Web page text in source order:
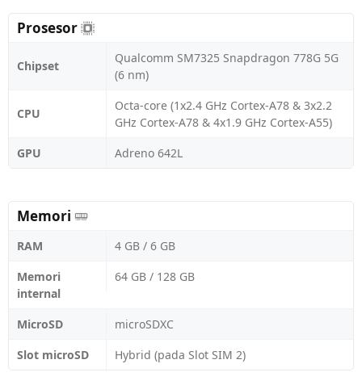
Prosesor
Chipset
Qualcomm SM7325 Snapdragon 778G 5G
(6 nm)
CPU
Octa-core (1x2.4 GHz Cortex-A78 & 3x2.2
GHz Cortex-A78 & 4x1.9 GHz Cortex-A55)
GPU
Adreno 642L
Memori
RAM
4 GB / 6 GB
Memori
internal
64 GB / 128 GB
MicroSD
microSDXC
Slot microSD
Hybrid (pada Slot SIM 2)